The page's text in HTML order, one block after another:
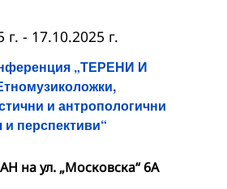
„ТЕРЕНИ И
и антропологични
перспективи“
г. - 17.10.2025 г.
на ул. „Московска“ 6A